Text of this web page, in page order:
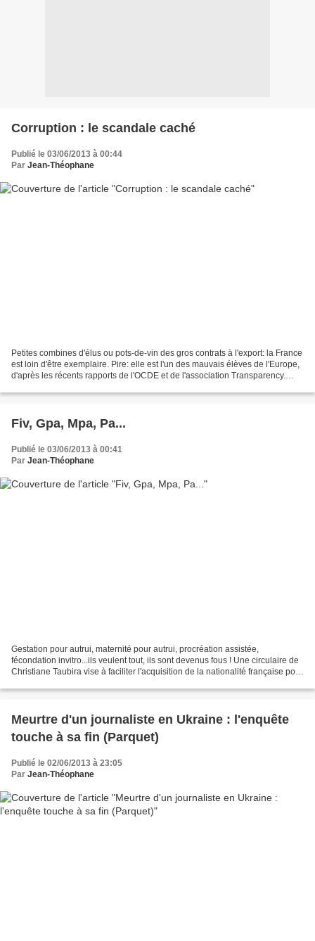
Corruption : le scandale caché
Publié le 03/06/2013 à 00:44
Par Jean-Théophane
Petites combines d'élus ou pots-de-vin des gros contrats à l'export: la France
est loin d'être exemplaire. Pire: elle est l'un des mauvais élèves de l'Europe,
d'après les récents rapports de l'OCDE et de l'association Transparency.
Fiv, Gpa, Mpa, Pa...
Publié le 03/06/2013 à 00:41
Par Jean-Théophane
Gestation pour autrui, maternité pour autrui, procréation assistée,
fécondation invitro...ils veulent tout, ils sont devenus fous ! Une circulaire de
Christiane Taubira vise à faciliter l'acquisition de la nationalité française pour
Meurtre d'un journaliste en Ukraine : l'enquête
touche à sa fin (Parquet)
Publié le 02/06/2013 à 23:05
Par Jean-Théophane